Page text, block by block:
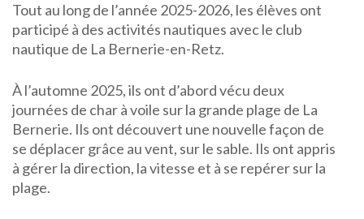
Tout au long de l’année 2025-2026, les élèves ont
participé à des activités nautiques avec le club
nautique de La Bernerie-en-Retz.
À l’automne 2025, ils ont d’abord vécu deux
journées de char à voile sur la grande plage de La
Bernerie. Ils ont découvert une nouvelle façon de
se déplacer grâce au vent, sur le sable. Ils ont appris
à gérer la direction, la vitesse et à se repérer sur la
plage.